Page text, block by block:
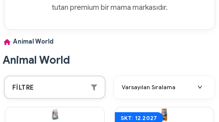
tutan premium bir mama markasıdır.
Animal World
Animal World
FILTRE
SKT: 12.2027